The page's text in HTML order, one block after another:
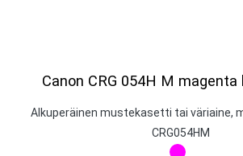
Canon CRG 054H M
Alkuperäinen mustekasetti tai väriaine,
CRG054HM